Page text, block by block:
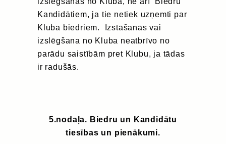
Kandidātiem, ja tie netiek uzņemti par
Kluba biedriem. Izstāšanās vai
izslēgšana no Kluba neatbrīvo no
parādu saistībām pret Klubu, ja tādas
ir radušās.
5.nodaļa. Biedru un Kandidātu
tiesības un pienākumi.